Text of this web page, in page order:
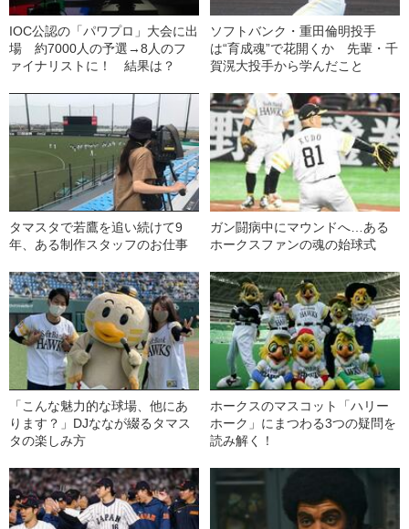
IOC公認の「パワプロ」大会に出
場 約7000人の予選→8人のフ
ァイナリストに！ 結果は？
ソフトバンク・重田倫明投手
は“育成魂”で花開くか 先輩・千
賀滉大投手から学んだこと
タマスタで若鷹を追い続けて9
年、ある制作スタッフのお仕事
ガン闘病中にマウンドへ…ある
ホークスファンの魂の始球式
「こんな魅力的な球場、他にあ
ります？」DJななが綴るタマス
タの楽しみ方
ホークスのマスコット「ハリー
ホーク」にまつわる3つの疑問を
読み解く！